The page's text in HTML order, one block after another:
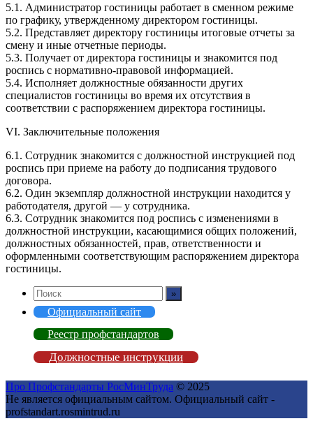
5.1. Администратор гостиницы работает в сменном режиме
по графику, утвержденному директором гостиницы.
5.2. Представляет директору гостиницы итоговые отчеты за
смену и иные отчетные периоды.
5.3. Получает от директора гостиницы и знакомится под
роспись с нормативно-правовой информацией.
5.4. Исполняет должностные обязанности других
специалистов гостиницы во время их отсутствия в
соответствии с распоряжением директора гостиницы.
VI. Заключительные положения
6.1. Сотрудник знакомится с должностной инструкцией под
роспись при приеме на работу до подписания трудового
договора.
6.2. Один экземпляр должностной инструкции находится у
работодателя, другой — у сотрудника.
6.3. Сотрудник знакомится под роспись с изменениями в
должностной инструкции, касающимися общих положений,
должностных обязанностей, прав, ответственности и
оформленными соответствующим распоряжением директора
гостиницы.
Официальный сайт
Реестр профстандартов
Должностные инструкции
Про Профстандарты РосМинТруда © 2025
Не является официальным сайтом. Официальный сайт -
profstandart.rosmintrud.ru